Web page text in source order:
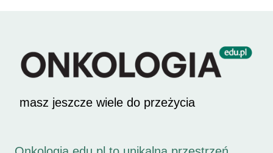
masz jeszcze wiele do przeżycia